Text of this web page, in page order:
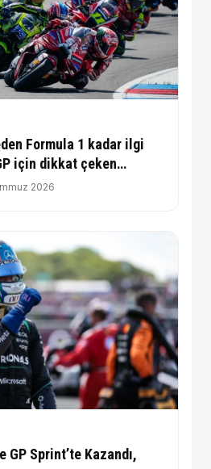
Formula 1 kadar ilgi
için dikkat çeken
2026
Sprint’te Kazandı,